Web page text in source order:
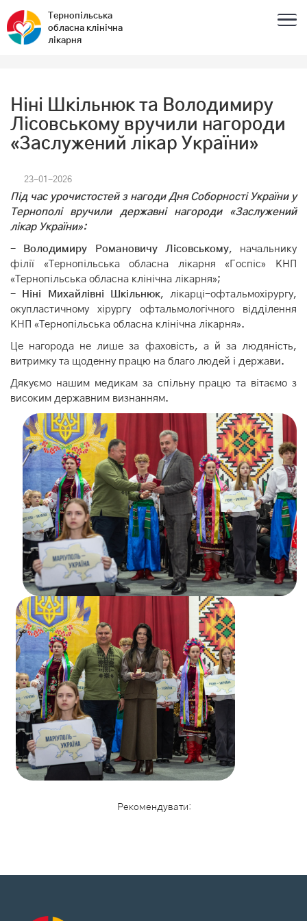
Тернопільська
обласна клінічна
лікарня
Ніні Шкільнюк та Володимиру
Лісовському вручили нагороди
«Заслужений лікар України»
23-01-2026
Під час урочистостей з нагоди Дня Соборності України у
Тернополі вручили державні нагороди «Заслужений
лікар України»:
- Володимиру Романовичу Лісовському, начальнику
філії «Тернопільська обласна лікарня «Госпіс» КНП
«Тернопільська обласна клінічна лікарня»;
-
Ніні Михайлівні Шкільнюк, лікарці-офтальмохірургу,
окупластичному хірургу офтальмологічного відділення
КНП «Тернопільська обласна клінічна лікарня».
Це нагорода не лише за фаховість, а й за людяність,
витримку та щоденну працю на благо людей і держави.
Дякуємо нашим медикам за спільну працю та вітаємо з
високим державним визнанням.
Рекомендувати: